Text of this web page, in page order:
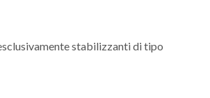
stabilizzanti di tipo